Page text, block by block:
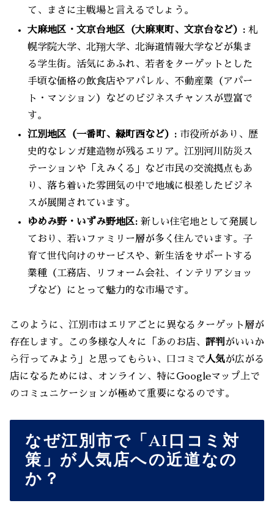
て、まさに主戦場と言えるでしょう。
大麻地区・文京台地区（大麻東町、文京台など）: 札
幌学院大学、北翔大学、北海道情報大学などが集ま
る学生街。活気にあふれ、若者をターゲットとした
手頃な価格の飲食店やアパレル、不動産業（アパー
ト・マンション）などのビジネスチャンスが豊富で
す。
江別地区（一番町、緑町西など）: 市役所があり、歴
史的なレンガ建造物が残るエリア。江別河川防災ス
テーションや「えみくる」など市民の交流拠点もあ
り、落ち着いた雰囲気の中で地域に根差したビジネ
スが展開されています。
ゆめみ野・いずみ野地区: 新しい住宅地として発展し
ており、若いファミリー層が多く住んでいます。子
育て世代向けのサービスや、新生活をサポートする
業種（工務店、リフォーム会社、インテリアショッ
プなど）にとって魅力的な市場です。
このように、江別市はエリアごとに異なるターゲット層が
存在します。この多様な人々に「あのお店、 評判 がいいか
ら行ってみよう」と思ってもらい、口コミで人気が広がる
店になるためには、オンライン、特にGoogleマップ上で
のコミュニケーションが極めて重要になるのです。
なぜ江別市で「AI口コミ対
策」が人気店への近道なの
か？